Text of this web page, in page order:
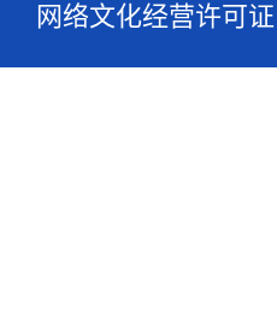
网络文化经营许可